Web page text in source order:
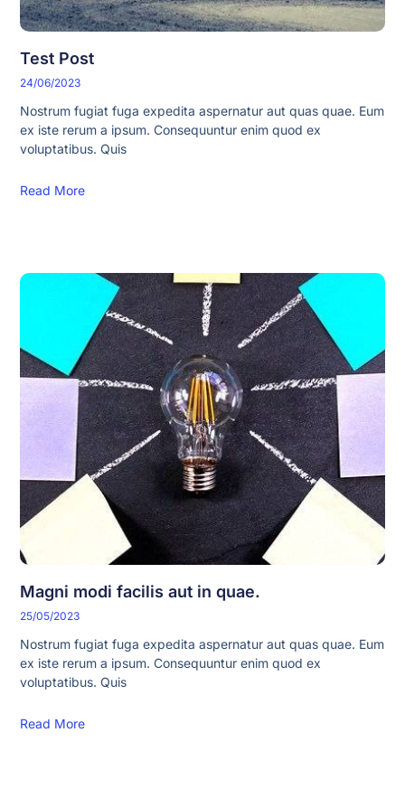
Test Post
24/06/2023
Nostrum fugiat fuga expedita aspernatur aut quas quae. Eum
ex iste rerum a ipsum. Consequuntur enim quod ex
voluptatibus. Quis
Read More
Magni modi facilis aut in quae.
25/05/2023
Nostrum fugiat fuga expedita aspernatur aut quas quae. Eum
ex iste rerum a ipsum. Consequuntur enim quod ex
voluptatibus. Quis
Read More